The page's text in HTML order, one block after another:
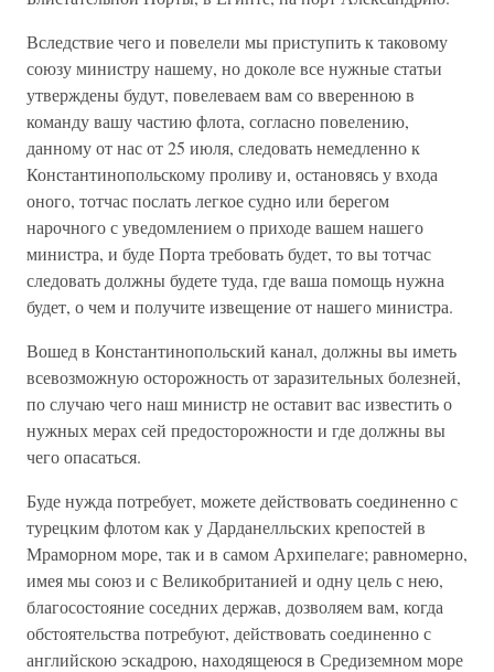
Вследствие чего и повелели мы приступить к таковому
союзу министру нашему, но доколе все нужные статьи
утверждены будут, повелеваем вам со вверенною в
команду вашу частию флота, согласно повелению,
данному от нас от 25 июля, следовать немедленно к
Константинопольскому проливу и, остановясь у входа
оного, тотчас послать легкое судно или берегом
нарочного с уведомлением о приходе вашем нашего
министра, и буде Порта требовать будет, то вы тотчас
следовать должны будете туда, где ваша помощь нужна
будет, о чем и получите извещение от нашего министра.
Вошед в Константинопольский канал, должны вы иметь
всевозможную осторожность от заразительных болезней,
по случаю чего наш министр не оставит вас известить о
нужных мерах сей предосторожности и где должны вы
чего опасаться.
Буде нужда потребует, можете действовать соединенно с
турецким флотом как у Дарданелльских крепостей в
Мраморном море, так и в самом Архипелаге; равномерно,
имея мы союз и с Великобританией и одну цель с нею,
благосостояние соседних держав, дозволяем вам, когда
обстоятельства потребуют, действовать соединенно с
английскою эскадрою, находящеюся в Средиземном море